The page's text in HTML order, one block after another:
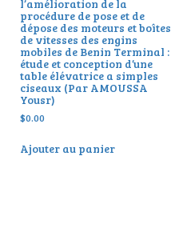
l’amélioration de la
procédure de pose et de
dépose des moteurs et boîtes
de vitesses des engins
mobiles de Benin Terminal :
étude et conception d’une
table élévatrice a simples
ciseaux (Par AMOUSSA
Yousr)
$0.00
Ajouter au panier